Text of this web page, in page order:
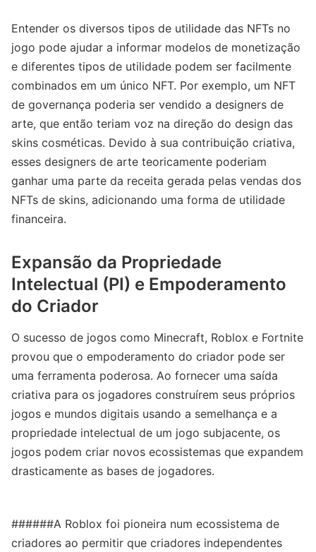
Entender os diversos tipos de utilidade das NFTs no
jogo pode ajudar a informar modelos de monetização
e diferentes tipos de utilidade podem ser facilmente
combinados em um único NFT. Por exemplo, um NFT
de governança poderia ser vendido a designers de
arte, que então teriam voz na direção do design das
skins cosméticas. Devido à sua contribuição criativa,
esses designers de arte teoricamente poderiam
ganhar uma parte da receita gerada pelas vendas dos
NFTs de skins, adicionando uma forma de utilidade
financeira.
Expansão da Propriedade
Intelectual (PI) e Empoderamento
do Criador
O sucesso de jogos como Minecraft, Roblox e Fortnite
provou que o empoderamento do criador pode ser
uma ferramenta poderosa. Ao fornecer uma saída
criativa para os jogadores construírem seus próprios
jogos e mundos digitais usando a semelhança e a
propriedade intelectual de um jogo subjacente, os
jogos podem criar novos ecossistemas que expandem
drasticamente as bases de jogadores.
######A Roblox foi pioneira num ecossistema de
criadores ao permitir que criadores independentes